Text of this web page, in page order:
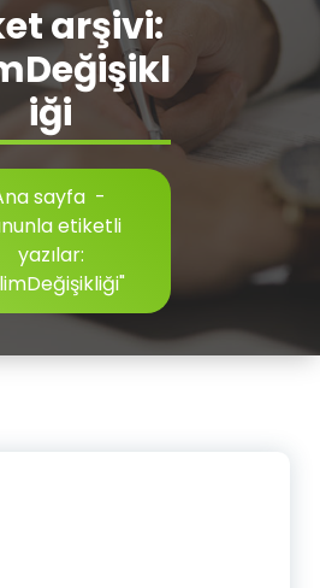
arşivi:
iği
sayfa-
etiketli
yazılar: